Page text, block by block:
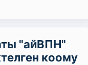
"айВПН"
коому